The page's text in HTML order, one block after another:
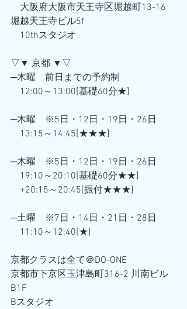
大阪府大阪市天王寺区堀越町13-16
堀越天王寺ビル5f
10thスタジオ
▽▼ 京都 ▼▽
─木曜　前日までの予約制
12:00～13:00[基礎60分★]
─木曜　※5日・12日・19日・26日
13:15～14:45[★★★]
─木曜　※5日・12日・19日・26日
19:10～20:10[基礎60分★★]
+20:15～20:45[振付★★★]
─土曜　※7日・14日・21日・28日
11:10～12:40[★]
京都クラスは全て＠DO-ONE
京都市下京区玉津島町316-2 川南ビル
B1F
Bスタジオ